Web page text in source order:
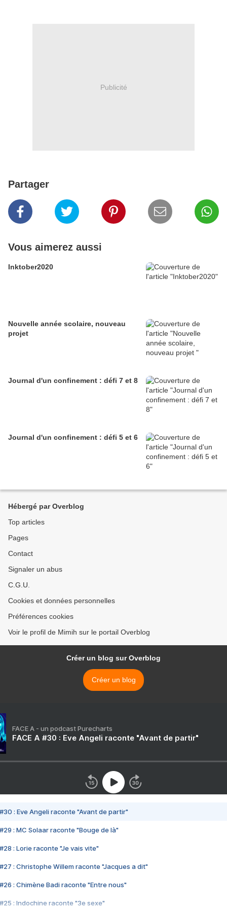
Publicité
Partager
Vous aimerez aussi
Inktober2020
Nouvelle année scolaire, nouveau
projet
Journal d'un confinement : défi 7 et 8
Journal d'un confinement : défi 5 et 6
Hébergé par Overblog
Top articles
Pages
Contact
Signaler un abus
C.G.U.
Cookies et données personnelles
Préférences cookies
Voir le profil de Mimih sur le portail Overblog
Créer un blog sur Overblog
Créer un blog
FACE A - un podcast Purecharts
FACE A #30 : Eve Angeli raconte "Avant de partir"
#30 : Eve Angeli raconte "Avant de partir"
#29 : MC Solaar raconte "Bouge de là"
#28 : Lorie raconte "Je vais vite"
#27 : Christophe Willem raconte "Jacques a dit"
#26 : Chimène Badi raconte "Entre nous"
#25 : Indochine raconte "3e sexe"